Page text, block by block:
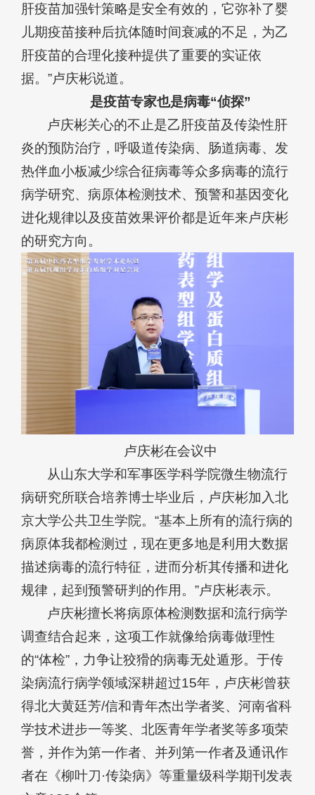
肝疫苗加强针策略是安全有效的，它弥补了婴
儿期疫苗接种后抗体随时间衰减的不足，为乙
肝疫苗的合理化接种提供了重要的实证依
据。”卢庆彬说道。
是疫苗专家也是病毒“侦探”
卢庆彬关心的不止是乙肝疫苗及传染性肝
炎的预防治疗，呼吸道传染病、肠道病毒、发
热伴血小板减少综合征病毒等众多病毒的流行
病学研究、病原体检测技术、预警和基因变化
进化规律以及疫苗效果评价都是近年来卢庆彬
的研究方向。
卢庆彬在会议中
从山东大学和军事医学科学院微生物流行
病研究所联合培养博士毕业后，卢庆彬加入北
京大学公共卫生学院。“基本上所有的流行病的
病原体我都检测过，现在更多地是利用大数据
描述病毒的流行特征，进而分析其传播和进化
规律，起到预警研判的作用。”卢庆彬表示。
卢庆彬擅长将病原体检测数据和流行病学
调查结合起来，这项工作就像给病毒做理性
的“体检”，力争让狡猾的病毒无处遁形。于传
染病流行病学领域深耕超过15年，卢庆彬曾获
得北大黄廷芳/信和青年杰出学者奖、河南省科
学技术进步一等奖、北医青年学者奖等多项荣
誉，并作为第一作者、并列第一作者及通讯作
者在《柳叶刀·传染病》等重量级科学期刊发表